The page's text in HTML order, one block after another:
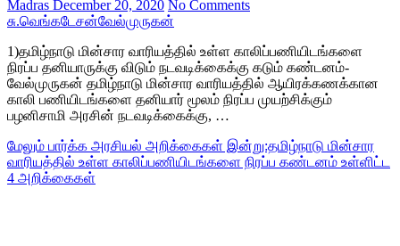
Madras December 20, 2020 No Comments
சு.வெங்கடேசன்வேல்முருகன்
1)தமிழ்நாடு மின்சார வாரியத்தில் உள்ள காலிப்பணியிடங்களை
நிரப்ப தனியாருக்கு விடும் நடவடிக்கைக்கு கடும் கண்டனம்-
வேல்முருகன் தமிழ்நாடு மின்சார வாரியத்தில் ஆயிரக்கணக்கான
காலி பணியிடங்களை தனியார் மூலம் நிரப்ப முயற்சிக்கும்
பழனிசாமி அரசின் நடவடிக்கைக்கு, …
மேலும் பார்க்க அரசியல் அறிக்கைகள் இன்று:தமிழ்நாடு மின்சார
வாரியத்தில் உள்ள காலிப்பணியிடங்களை நிரப்ப கண்டனம் உள்ளிட்ட
4 அறிக்கைகள்